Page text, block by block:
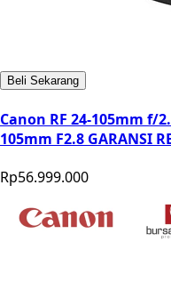
Beli Sekarang
Canon RF 24-105mm f/
105mm F2.8 GARANSI
Rp56.999.000